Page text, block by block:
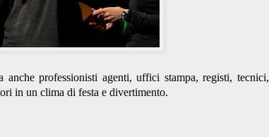
professionisti agenti, uffici stampa, registi, tecnici,
in un clima di festa e divertimento.